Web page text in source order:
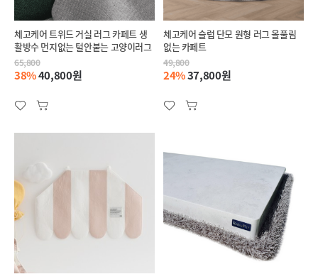
체고케어 트위드 거실 러그 카페트 생
활방수 먼지없는 털안붙는 고양이러그
65,800
38%40,800원
체고케어 슬럽 단모 원형 러그 올풀림
없는 카페트
49,800
24%37,800원